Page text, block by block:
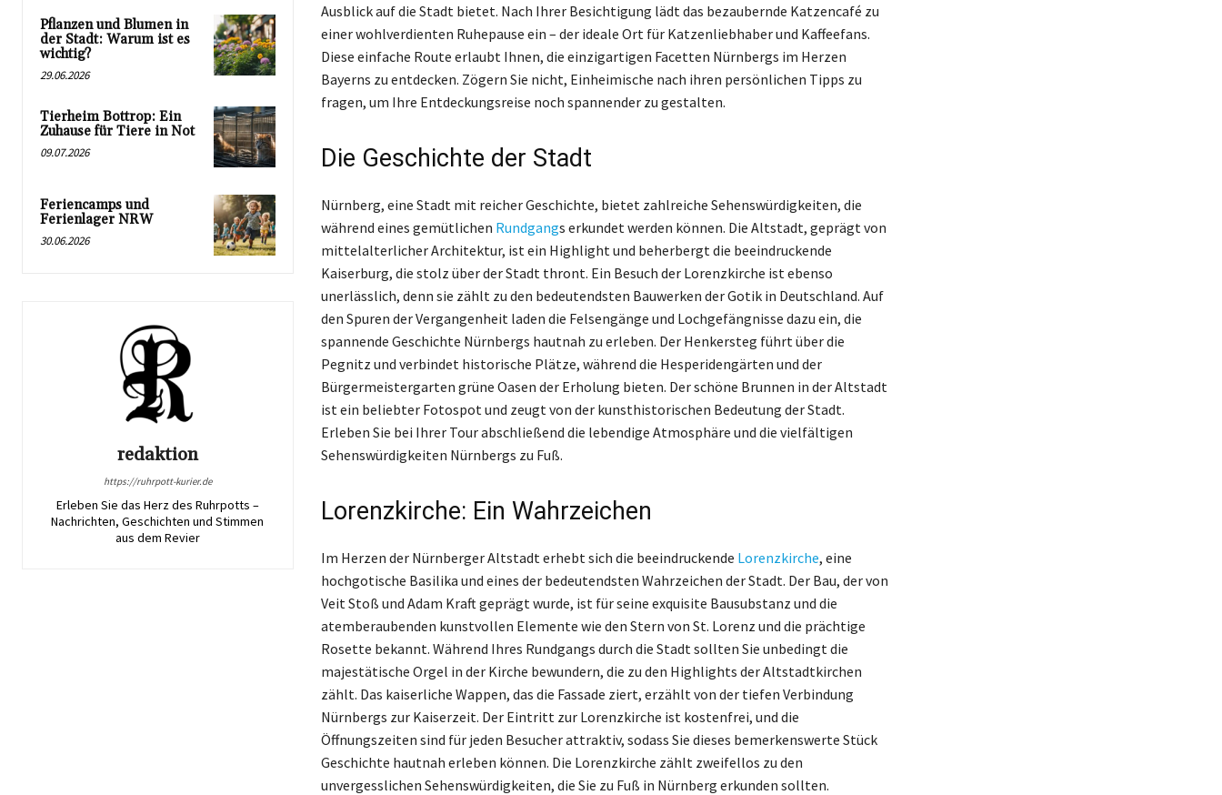
Pflanzen und Blumen in
der Stadt: Warum ist es
wichtig?
29.06.2026
Tierheim Bottrop: Ein
Zuhause für Tiere in Not
09.07.2026
Feriencamps und
Ferienlager NRW
30.06.2026
redaktion
https://ruhrpott-kurier.de
Erleben Sie das Herz des Ruhrpotts –
Nachrichten, Geschichten und Stimmen
aus dem Revier
Ausblick auf die Stadt bietet. Nach Ihrer Besichtigung lädt das bezaubernde Katzencafé zu
einer wohlverdienten Ruhepause ein – der ideale Ort für Katzenliebhaber und Kaffeefans.
Diese einfache Route erlaubt Ihnen, die einzigartigen Facetten Nürnbergs im Herzen
Bayerns zu entdecken. Zögern Sie nicht, Einheimische nach ihren persönlichen Tipps zu
fragen, um Ihre Entdeckungsreise noch spannender zu gestalten.
Die Geschichte der Stadt
Nürnberg, eine Stadt mit reicher Geschichte, bietet zahlreiche Sehenswürdigkeiten, die
während eines gemütlichen Rundgangs erkundet werden können. Die Altstadt, geprägt von
mittelalterlicher Architektur, ist ein Highlight und beherbergt die beeindruckende
Kaiserburg, die stolz über der Stadt thront. Ein Besuch der Lorenzkirche ist ebenso
unerlässlich, denn sie zählt zu den bedeutendsten Bauwerken der Gotik in Deutschland. Auf
den Spuren der Vergangenheit laden die Felsengänge und Lochgefängnisse dazu ein, die
spannende Geschichte Nürnbergs hautnah zu erleben. Der Henkersteg führt über die
Pegnitz und verbindet historische Plätze, während die Hesperidengärten und der
Bürgermeistergarten grüne Oasen der Erholung bieten. Der schöne Brunnen in der Altstadt
ist ein beliebter Fotospot und zeugt von der kunsthistorischen Bedeutung der Stadt.
Erleben Sie bei Ihrer Tour abschließend die lebendige Atmosphäre und die vielfältigen
Sehenswürdigkeiten Nürnbergs zu Fuß.
Lorenzkirche: Ein Wahrzeichen
Im Herzen der Nürnberger Altstadt erhebt sich die beeindruckende Lorenzkirche, eine
hochgotische Basilika und eines der bedeutendsten Wahrzeichen der Stadt. Der Bau, der von
Veit Stoß und Adam Kraft geprägt wurde, ist für seine exquisite Bausubstanz und die
atemberaubenden kunstvollen Elemente wie den Stern von St. Lorenz und die prächtige
Rosette bekannt. Während Ihres Rundgangs durch die Stadt sollten Sie unbedingt die
majestätische Orgel in der Kirche bewundern, die zu den Highlights der Altstadtkirchen
zählt. Das kaiserliche Wappen, das die Fassade ziert, erzählt von der tiefen Verbindung
Nürnbergs zur Kaiserzeit. Der Eintritt zur Lorenzkirche ist kostenfrei, und die
Öffnungszeiten sind für jeden Besucher attraktiv, sodass Sie dieses bemerkenswerte Stück
Geschichte hautnah erleben können. Die Lorenzkirche zählt zweifellos zu den
unvergesslichen Sehenswürdigkeiten, die Sie zu Fuß in Nürnberg erkunden sollten.